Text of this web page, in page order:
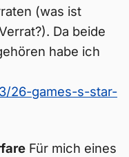
(was ist
Da beide
habe ich
26-games-s-star-
Für mich eines